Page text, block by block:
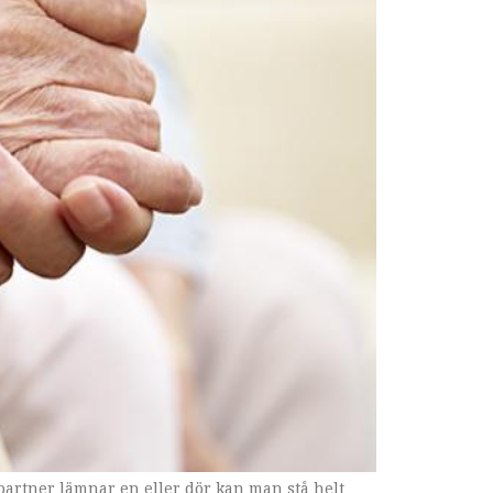
lämnar en eller dör kan man stå helt
om den synliga hyperaktiviteten ofta
hos både barn och barnbarn samt hos